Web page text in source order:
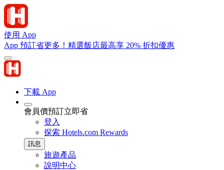
使用 App
App 預訂省更多！精選飯店最高享 20% 折扣優惠
下載 App
會員價預訂立即省
登入
探索 Hotels.com Rewards
訊息
旅遊產品
說明中心